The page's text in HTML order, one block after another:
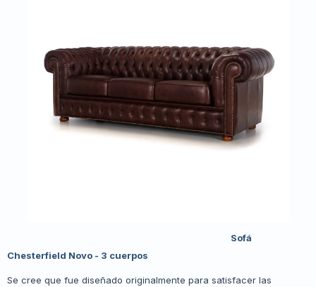
Sofá
Chesterfield Novo - 3 cuerpos
Se cree que fue diseñado originalmente para satisfacer las